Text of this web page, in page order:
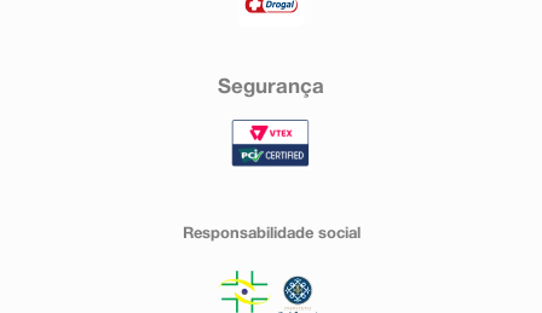
Segurança
Responsabilidade social